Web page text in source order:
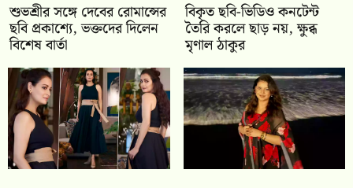
শুভশ্রীর সঙ্গে দেবের রোমান্সের
ছবি প্রকাশ্যে, ভক্তদের দিলেন
বিশেষ বার্তা
বিকৃত ছবি-ভিডিও কনটেন্ট
তৈরি করলে ছাড় নয়, ক্ষুব্ধ
মৃণাল ঠাকুর